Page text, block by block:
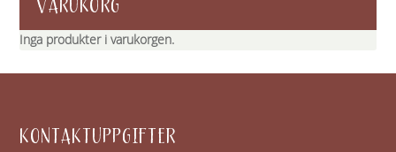
VARUKORG
Inga produkter i varukorgen.
KONTAKTUPPGIFTER